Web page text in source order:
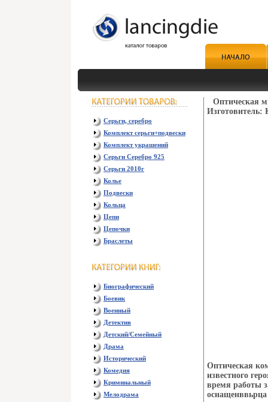
Серьги, серебро
Комплект серьги+подвески
Комплект украшений
Серьги Серебро 925
Серьги 2010г
Колье
Подвески
Кольца
Цепи
Цепочки
Браслеты
Биографический
Боевик
Военный
Детектив
Детский/Семейный
Драма
Исторический
Комедия
Криминальный
Мелодрама
Оптическая
Изготовитель:
Оптическая
известного
время работы